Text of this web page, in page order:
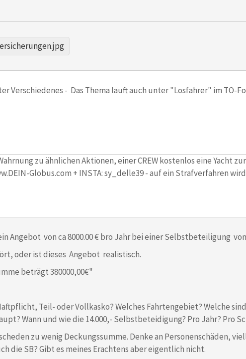
Verschiedenes - Das Thema läuft auch unter "Losfahrer" im TO-
zu ähnlichen Aktionen, einer CREW kostenlos eine Yacht
Globus.com + INSTA: sy_delle39 - auf ein Strafverfahren
Angebot von ca 8000.00 € bro Jahr bei einer Selbstbeteiligung von
oder ist dieses Angebot realistisch.
beträgt 380000,00€"
Teil- oder Vollkasko? Welches Fahrtengebiet? Welche
Wann und wie die 14.000,- Selbstbeteidigung? Pro Jahr? Pro
zu wenig Deckungssumme. Denke an Personenschäden,
die SB? Gibt es meines Erachtens aber eigentlich nicht.